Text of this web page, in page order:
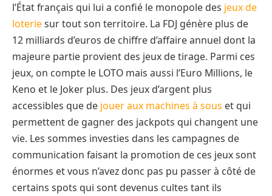
l’État français qui lui a confié le monopole des jeux de
loteriesur tout son territoire. La FDJ génère plus de
12 milliards d’euros de chiffre d’affaire annuel dont la
majeure partie provient des jeux de tirage. Parmi ces
jeux, on compte le LOTO mais aussi l’Euro Millions, le
Keno et le Joker plus. Des jeux d’argent plus
accessibles que de jouer aux machines à sous et qui
permettent de gagner des jackpots qui changent une
vie. Les sommes investies dans les campagnes de
communication faisant la promotion de ces jeux sont
énormes et vous n’avez donc pas pu passer à côté de
certains spots qui sont devenus cultes tant ils